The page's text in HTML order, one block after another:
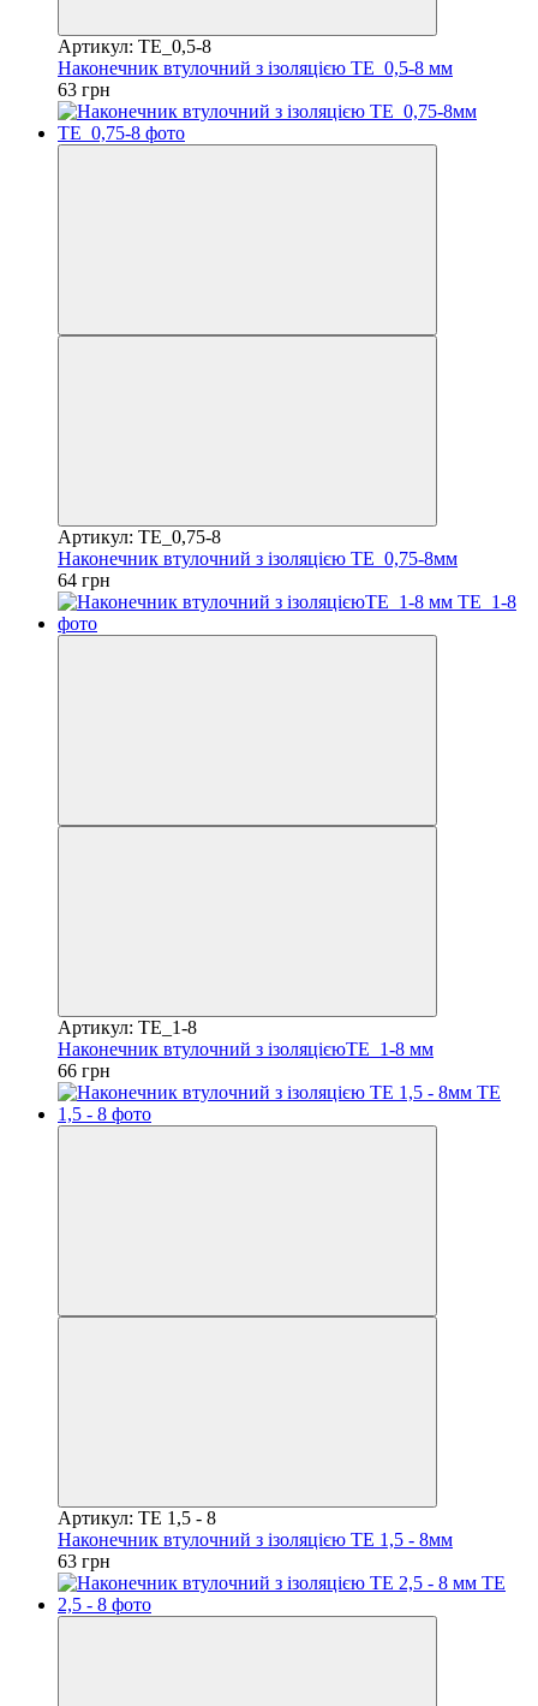
Артикул: TE_0,5-8
Наконечник втулочний з ізоляцією TE_0,5-8 мм
63 грн
Артикул: TE_0,75-8
Наконечник втулочний з ізоляцією TE_0,75-8мм
64 грн
Артикул: TE_1-8
Наконечник втулочний з ізоляцієюTE_1-8 мм
66 грн
Артикул: TE 1,5 - 8
Наконечник втулочний з ізоляцією TE 1,5 - 8мм
63 грн